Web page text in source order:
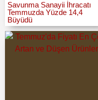
Savunma Sanayii İhracatı
Temmuzda Yüzde 14,4
Büyüdü